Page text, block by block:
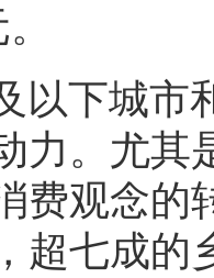
以下城市
力。尤其
费观念的
超七成的